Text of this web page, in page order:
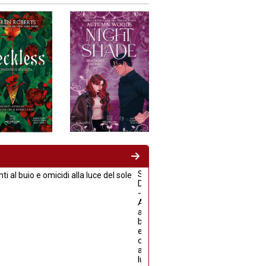
Sara
D'Amario
-
Appuntamenti
al
buio
e
omicidi
alla
luce